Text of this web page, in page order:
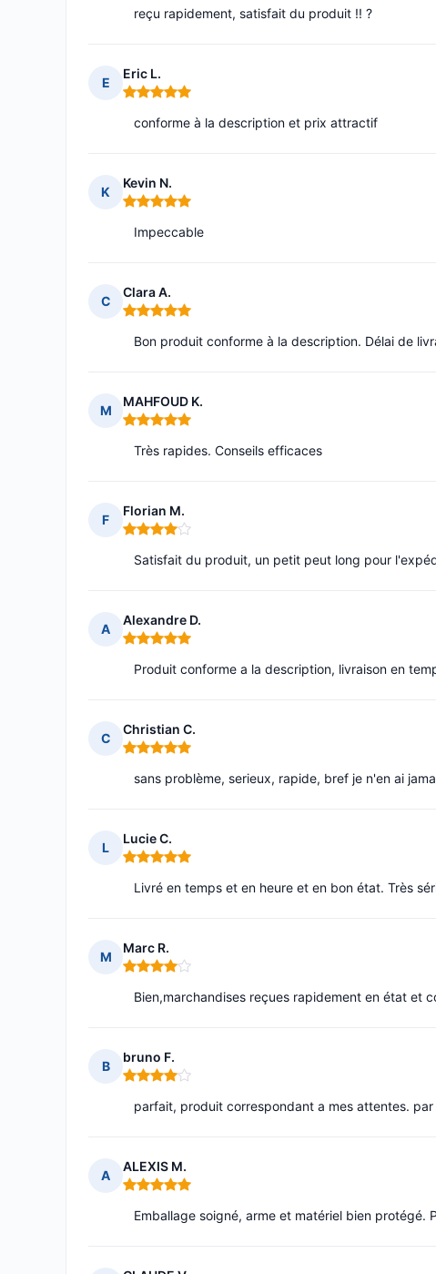
reçu rapidement, satisfait du produit !! ?
E
Eric L.
Note : 5 sur 5
conforme à la description et prix attractif
K
Kevin N.
Note : 5 sur 5
Impeccable
C
Clara A.
Note : 5 sur 5
Bon produit conforme à la description. Délai de
M
MAHFOUD K.
Note : 5 sur 5
Très rapides. Conseils efficaces
F
Florian M.
Note : 4 sur 5
Satisfait du produit, un petit peut long pour
A
Alexandre D.
Note : 5 sur 5
Produit conforme a la description, livraison en
C
Christian C.
Note : 5 sur 5
sans problème, serieux, rapide, bref je n'en ai
L
Lucie C.
Note : 5 sur 5
Livré en temps et en heure et en bon état. Très
M
Marc R.
Note : 4 sur 5
Bien,marchandises reçues rapidement en état et
B
bruno F.
Note : 4 sur 5
parfait, produit correspondant a mes attentes.
A
ALEXIS M.
Note : 5 sur 5
Emballage soigné, arme et matériel bien protégé.